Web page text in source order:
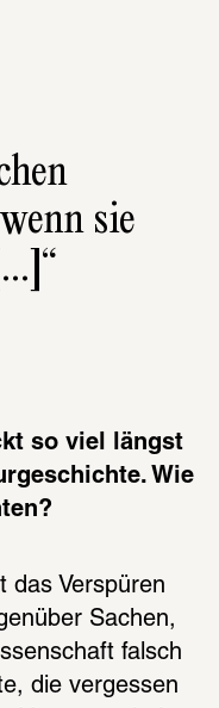
sie
so viel längst
Wie
das Verspüren
Sachen,
falsch
die vergessen